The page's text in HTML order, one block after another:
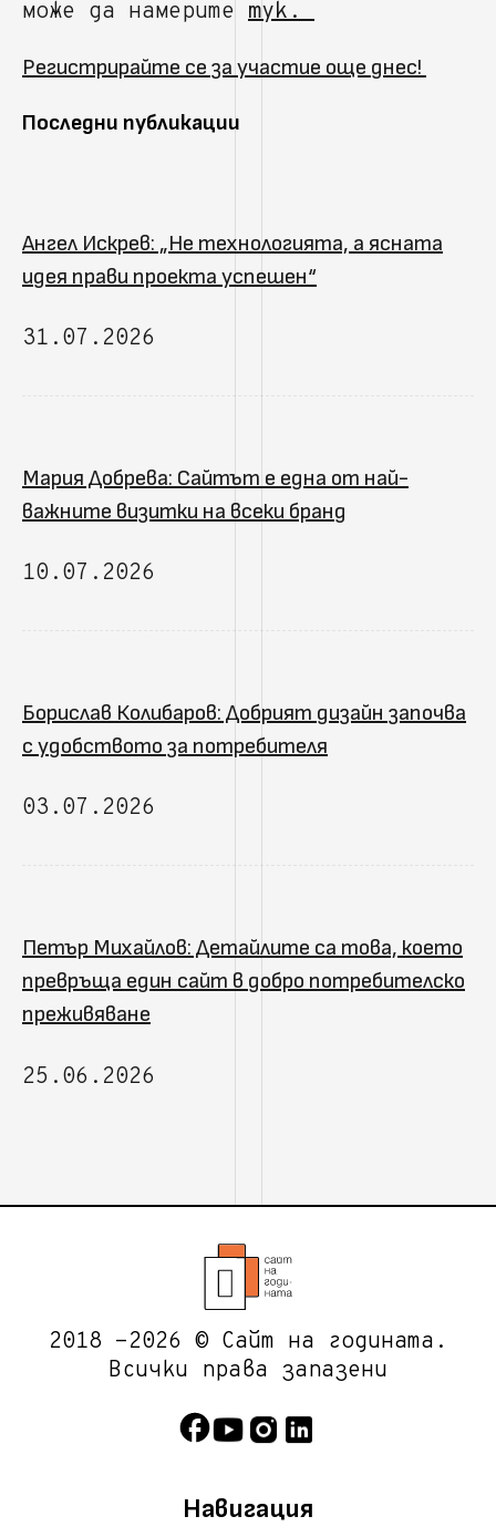
може да намерите тук.
Регистрирайте се за участие още днес!
Последни публикации
Ангел Искрев: „Не технологията, а ясната
идея прави проекта успешен“
31.07.2026
Мария Добрева: Сайтът е една от най-
важните визитки на всеки бранд
10.07.2026
Борислав Колибаров: Добрият дизайн започва
с удобството за потребителя
03.07.2026
Петър Михайлов: Детайлите са това, което
превръща един сайт в добро потребителско
преживяване
25.06.2026
2018 -2026 © Сайт на годината.
Всички права запазени
Навигация